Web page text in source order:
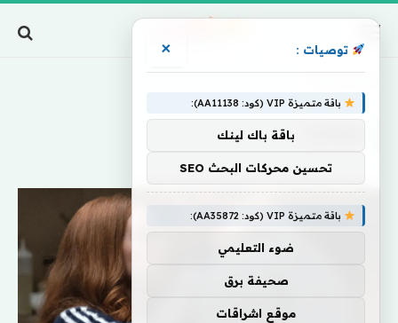
توصيات : ×
باقة متميزة VIP (كود: AA11138):
باقة باك لينك
تحسين محركات البحث SEO
باقة متميزة VIP (كود: AA35872):
ضوء التعليمي
صحيفة برق
موقع اشراقات